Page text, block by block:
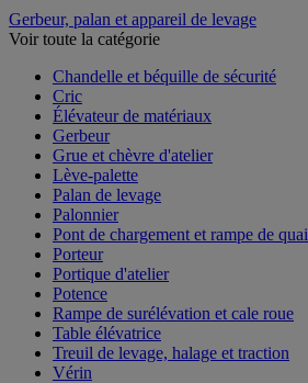
Gerbeur, palan et appareil de levage
Voir toute la catégorie
Chandelle et béquille de sécurité
Cric
Élévateur de matériaux
Gerbeur
Grue et chèvre d'atelier
Lève-palette
Palan de levage
Palonnier
Pont de chargement et rampe de quai
Porteur
Portique d'atelier
Potence
Rampe de surélévation et cale roue
Table élévatrice
Treuil de levage, halage et traction
Vérin